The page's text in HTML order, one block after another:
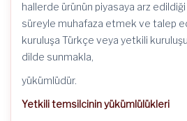
hallerde ürünün piyasaya arz
süreyle muhafaza etmek ve talep
kuruluşa Türkçe veya yetkili
dilde sunmakla,
yükümlüdür.
Yetkili temsilcinin yükümlülükleri